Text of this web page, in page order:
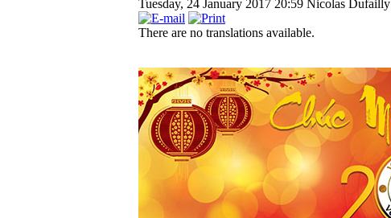
Tuesday, 24 January 2017 20:59 Nicolas Dufailly
There are no translations available.